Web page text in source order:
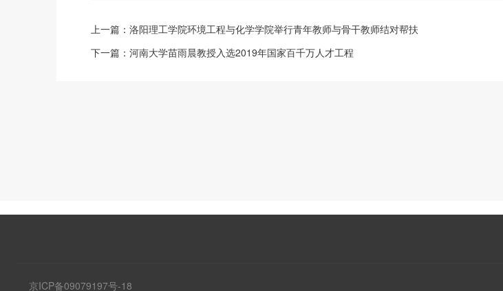
上一篇： 洛阳理工学院环境工程与化学学院举行青年教师与骨干教师结对帮扶
下一篇： 河南大学苗雨晨教授入选2019年国家百千万人才工程
京ICP备09079197号-18